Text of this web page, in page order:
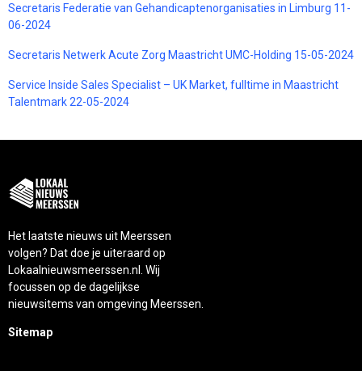
Secretaris Federatie van Gehandicaptenorganisaties in Limburg 11-
06-2024
Secretaris Netwerk Acute Zorg Maastricht UMC-Holding 15-05-2024
Service Inside Sales Specialist – UK Market, fulltime in Maastricht
Talentmark 22-05-2024
Het laatste nieuws uit Meerssen
volgen? Dat doe je uiteraard op
Lokaalnieuwsmeerssen.nl. Wij
focussen op de dagelijkse
nieuwsitems van omgeving Meerssen.
Sitemap